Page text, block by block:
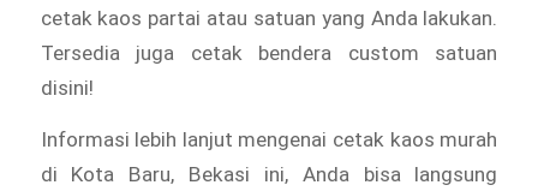
cetak kaos partai atau satuan yang Anda lakukan.
Tersedia juga cetak bendera custom satuan
disini!
Informasi lebih lanjut mengenai cetak kaos murah
di Kota Baru, Bekasi ini, Anda bisa langsung